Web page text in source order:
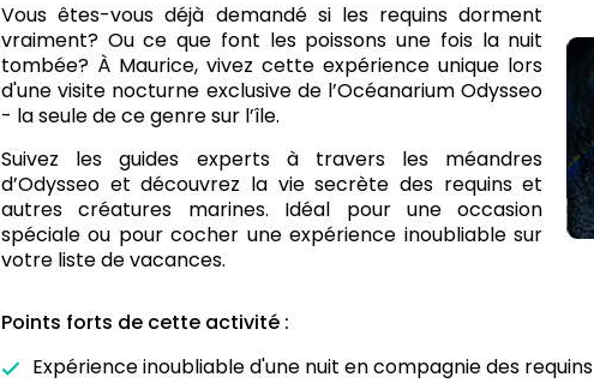
Vous êtes-vous déjà demandé si les requins dorment
vraiment? Ou ce que font les poissons une fois la nuit
tombée? À Maurice, vivez cette expérience unique lors
d'une visite nocturne exclusive de l’Océanarium Odysseo
- la seule de ce genre sur l’île.
Suivez les guides experts à travers les méandres
d’Odysseo et découvrez la vie secrète des requins et
autres créatures marines. Idéal pour une occasion
spéciale ou pour cocher une expérience inoubliable sur
votre liste de vacances.
Points forts de cette activité :
Expérience inoubliable d'une nuit en compagnie des requins